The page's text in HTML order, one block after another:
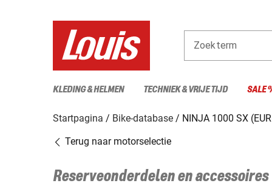
Zoekterm
KLEDING & HELMEN TECHNIEK & VRIJE TIJD SALE
Startpagina Bike-database
NINJA 1000 SX
Terug naar motorselectie
Reserveonderdelen en